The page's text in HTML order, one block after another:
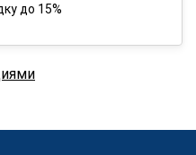
до 15%